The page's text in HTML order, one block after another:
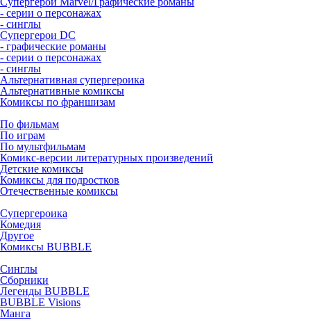
- серии о персонажах
- синглы
Супергерои DC
- графические романы
- серии о персонажах
- синглы
Альтернативная супергероика
Альтернативные комиксы
Комиксы по франшизам
По фильмам
По играм
По мультфильмам
Комикс-версии литературных произведений
Детские комиксы
Комиксы для подростков
Отечественные комиксы
Супергероика
Комедия
Другое
Комиксы BUBBLE
Синглы
Сборники
Легенды BUBBLE
BUBBLE Visions
Манга